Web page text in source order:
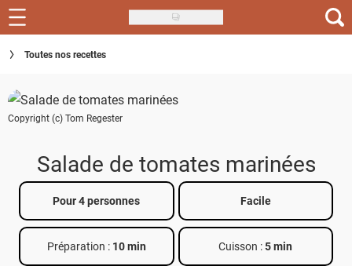
Skip
to
main
Recettes
Inspirations
Conseils
Menu de la semaine
Actus
Téléchargez l'app Saveurs Recettes
Index des recettes
Toutes nos recettes
Copyright (c) Tom Regester
Salade de tomates marinées
Pour 4 personnes Facile
Préparation : 10 min Cuisson :5 min